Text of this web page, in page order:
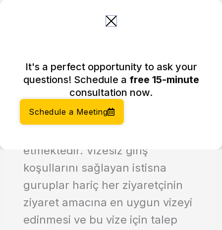
Skip
Amerika Vizesi
Amerika Birleşik Devletleri,
yabancı ülke vatandaşlarından
etmektedir. Vizesiz giriş
koşullarını sağlayan istisna
guruplar hariç her ziyaretçinin
ziyaret amacına en uygun vizeyi
edinmesi ve bu vize için talep
It's a perfect opportunity to ask your
questions! Schedule a free 15-minute
consultation now.
Schedule a Meeting